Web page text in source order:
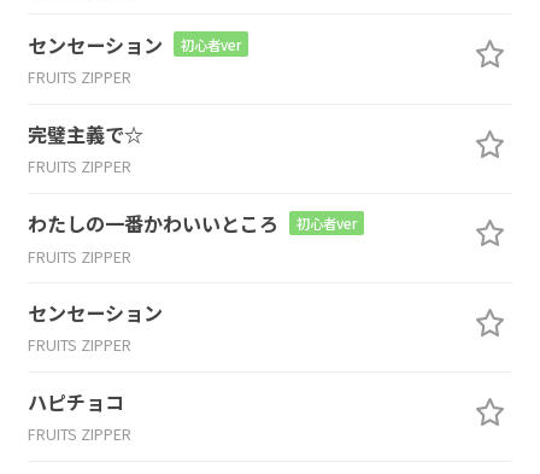
センセーション 初心者ver
FRUITS ZIPPER
完璧主義で☆
FRUITS ZIPPER
わたしの一番かわいいところ 初心者ver
FRUITS ZIPPER
センセーション
FRUITS ZIPPER
ハピチョコ
FRUITS ZIPPER